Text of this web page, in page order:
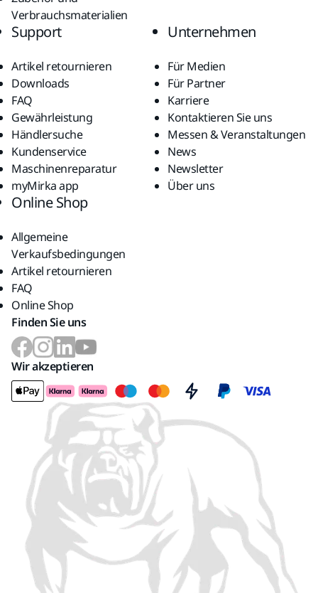
Verbrauchsmaterialien
Support
Artikel retournieren
Downloads
FAQ
Gewährleistung
Händlersuche
Kundenservice
Maschinenreparatur
myMirka app
Unternehmen
Für Medien
Für Partner
Karriere
Kontaktieren Sie uns
Messen & Veranstaltungen
News
Newsletter
Über uns
Online Shop
Allgemeine
Verkaufsbedingungen
Artikel retournieren
FAQ
Online Shop
Finden Sie uns
Wir akzeptieren